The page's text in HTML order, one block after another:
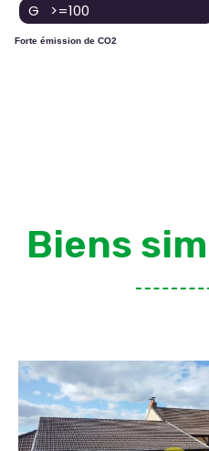
G >=100
Forte émission de CO2
Biens